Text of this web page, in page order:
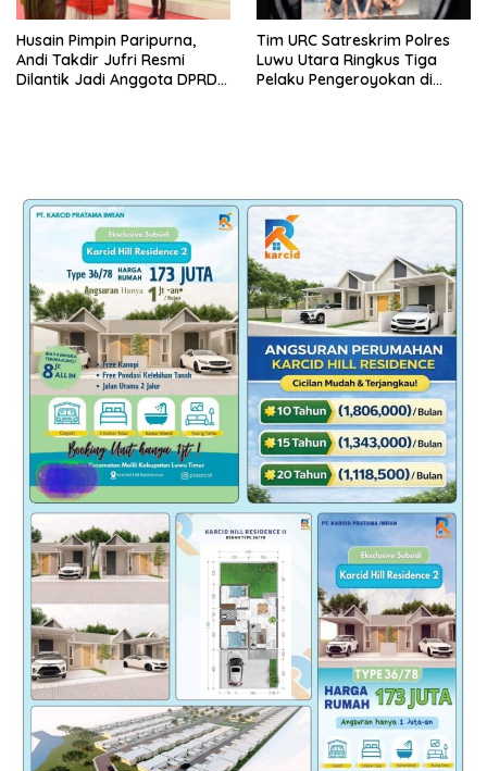
Husain Pimpin Paripurna,
Andi Takdir Jufri Resmi
Dilantik Jadi Anggota DPRD
Tim URC Satreskrim Polres
Luwu Utara Ringkus Tiga
Pelaku Pengeroyokan di